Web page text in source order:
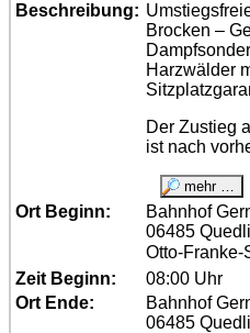
Beschreibung:
Brocken –
Harzwälder
Der Zustieg
ist nach
Ort Beginn:
Bahnhof
06485
Otto-Franke-
Zeit Beginn:
08:00 Uhr
Ort Ende:
Bahnhof
06485